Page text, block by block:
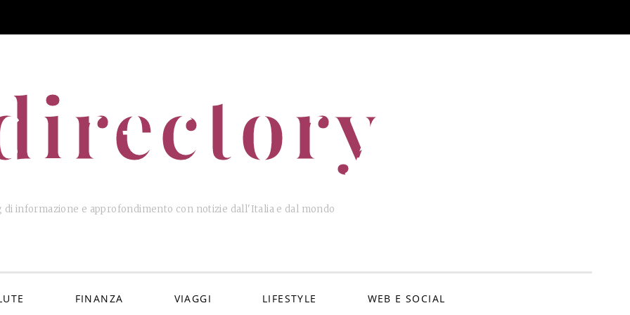
di informazione e approfondimento con notizie dall'Italia e dal mondo
FINANZA VIAGGI LIFESTYLE WEB E SOCIAL